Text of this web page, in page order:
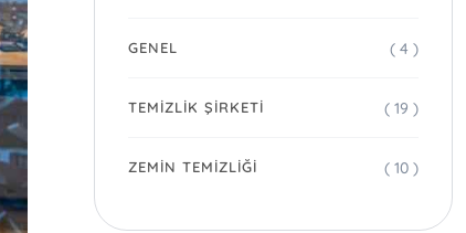
GENEL ( 4 )
TEMIZLIK ŞIRKETI ( 19 )
ZEMIN TEMIZLIĞI ( 10 )